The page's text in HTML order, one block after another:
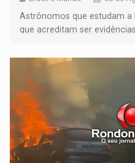
Astrônomos que estudam
que acreditam ser
órbita